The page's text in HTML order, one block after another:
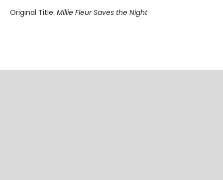
Original Title: Millie Fleur Saves the Night